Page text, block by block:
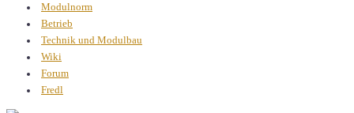
Modulnorm
Betrieb
Technik und Modulbau
Wiki
Forum
Fredl